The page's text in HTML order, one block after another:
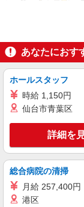
キー
派遣社員
株式会社トラスト
キープ
あなたにおす
ホールスタッフ
時給 1,150円
仙台市青葉区
詳細を
総合病院の清掃
月給 257,400円
港区